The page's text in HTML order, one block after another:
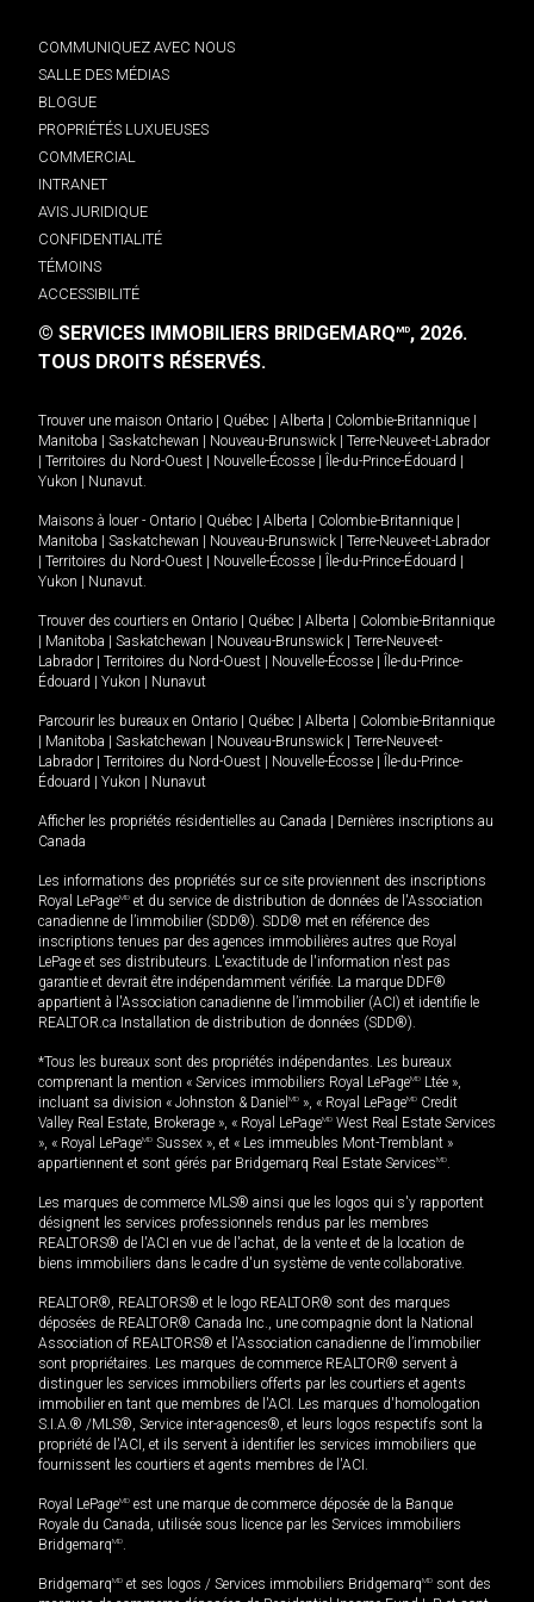
COMMUNIQUEZ AVEC NOUS
SALLE DES MÉDIAS
BLOGUE
PROPRIÉTÉS LUXUEUSES
COMMERCIAL
INTRANET
AVIS JURIDIQUE
CONFIDENTIALITÉ
TÉMOINS
ACCESSIBILITÉ
© SERVICES IMMOBILIERS BRIDGEMARQMD, 2026.
TOUS DROITS RÉSERVÉS.
Trouver une maison Ontario Québec Alberta Colombie-Britannique
Manitoba
Saskatchewan Nouveau-Brunswick
Terre-Neuve-et-Labrador
Territoires du Nord-Ouest Nouvelle-Écosse Île-du-Prince-Édouard
Yukon
Nunavut.
Maisons à louer - Ontario Québec Alberta Colombie-Britannique
Manitoba
Saskatchewan Nouveau-Brunswick
Terre-Neuve-et-Labrador
Territoires du Nord-Ouest Nouvelle-Écosse Île-du-Prince-Édouard
Yukon
Nunavut.
Trouver des courtiers en Ontario Québec Alberta
Colombie-Britannique
Manitoba Saskatchewan Nouveau-Brunswick
Terre-Neuve-et-
Labrador
Territoires du Nord-Ouest Nouvelle-Écosse
Île-du-Prince-
Édouard
Yukon Nunavut
Parcourir les bureaux en Ontario Québec Alberta
Colombie-Britannique
Manitoba Saskatchewan Nouveau-Brunswick
Terre-Neuve-et-
Labrador
Territoires du Nord-Ouest Nouvelle-Écosse
Île-du-Prince-
Édouard
Yukon Nunavut
Afficher les propriétés résidentielles au Canada
Dernières inscriptions au
Canada
Les informations des propriétés sur ce site proviennent des inscriptions
Royal LePageMD et du service de distribution de données de l'Association
canadienne de l’immobilier (SDD®). SDD® met en référence des
inscriptions tenues par des agences immobilières autres que Royal
LePage et ses distributeurs. L'exactitude de l'information n'est pas
garantie et devrait être indépendamment vérifiée. La marque DDF®
appartient à l'Association canadienne de l’immobilier (ACI) et identifie le
REALTOR.ca Installation de distribution de données (SDD®).
*Tous les bureaux sont des propriétés indépendantes. Les bureaux
comprenant la mention « Services immobiliers Royal LePageMD Ltée »,
incluant sa division « Johnston & Daniel MD », « Royal LePageMD Credit
Valley Real Estate, Brokerage », « Royal LePageMD West Real Estate Services
», « Royal LePageMD Sussex », et « Les immeubles Mont-Tremblant »
appartiennent et sont gérés par Bridgemarq Real Estate ServicesMD.
Les marques de commerce MLS® ainsi que les logos qui s'y rapportent
désignent les services professionnels rendus par les membres
REALTORS® de l'ACI en vue de l'achat, de la vente et de la location de
biens immobiliers dans le cadre d'un système de vente collaborative.
REALTOR®, REALTORS® et le logo REALTOR® sont des marques
déposées de REALTOR® Canada Inc., une compagnie dont la National
Association of REALTORS® et l'Association canadienne de l’immobilier
sont propriétaires. Les marques de commerce REALTOR® servent à
distinguer les services immobiliers offerts par les courtiers et agents
immobilier en tant que membres de l'ACI. Les marques d'homologation
S.I.A.® /MLS®, Service inter-agences®, et leurs logos respectifs sont la
propriété de l'ACI, et ils servent à identifier les services immobiliers que
fournissent les courtiers et agents membres de l'ACI.
Royal LePageMD est une marque de commerce déposée de la Banque
Royale du Canada, utilisée sous licence par les Services immobiliers
BridgemarqMD.
BridgemarqMD et ses logos / Services immobiliers BridgemarqMD sont des